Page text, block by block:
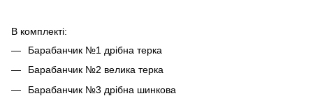
В комплекті:
Барабанчик №1 дрібна терка
Барабанчик №2 велика терка
Барабанчик №3 дрібна шинкова